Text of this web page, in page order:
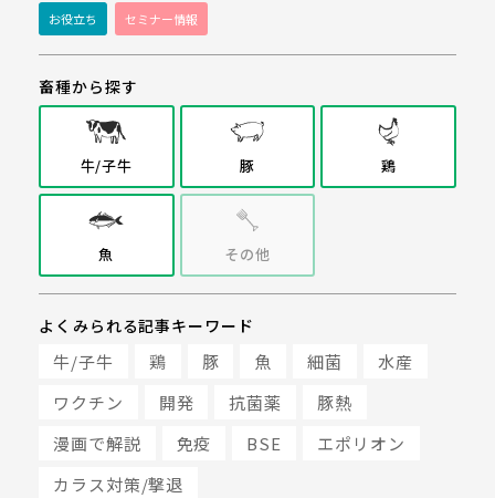
お役立ち セミナー情報
畜種から探す
牛/子牛 豚 鶏
魚 その他
よくみられる記事キーワード
牛/子牛 鶏 豚 魚 細菌
水産
ワクチン
開発 抗菌薬
豚熱
漫画で解説
免疫 BSE
エポリオン
カラス対策/撃退